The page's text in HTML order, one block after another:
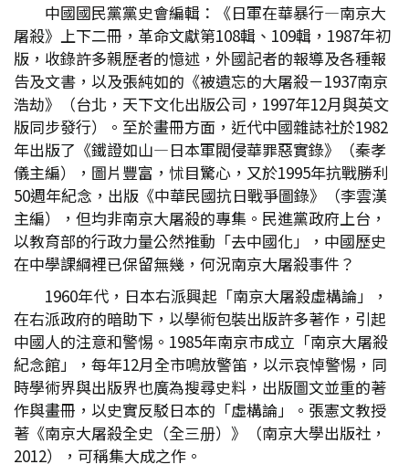
中國國民黨黨史會編輯：《日軍在華暴行—南京大
屠殺》上下二冊，革命文獻第108輯、109輯，1987年初
版，收錄許多親歷者的憶述，外國記者的報導及各種報
告及文書，以及張純如的《被遺忘的大屠殺－1937南京
浩劫》（台北，天下文化出版公司，1997年12月與英文
版同步發行）。至於畫冊方面，近代中國雜誌社於1982
年出版了《鐵證如山—日本軍閥侵華罪惡實錄》（秦孝
儀主編），圖片豐富，怵目驚心，又於1995年抗戰勝利
50週年紀念，出版《中華民國抗日戰爭圖錄》（李雲漢
主編），但均非南京大屠殺的專集。民進黨政府上台，
以教育部的行政力量公然推動「去中國化」，中國歷史
在中學課綱裡已保留無幾，何況南京大屠殺事件？
1960年代，日本右派興起「南京大屠殺虛構論」，
在右派政府的暗助下，以學術包裝出版許多著作，引起
中國人的注意和警惕。1985年南京市成立「南京大屠殺
紀念館」，每年12月全市鳴放警笛，以示哀悼警惕，同
時學術界與出版界也廣為搜尋史料，出版圖文並重的著
作與畫冊，以史實反駁日本的「虛構論」。張憲文教授
著《南京大屠殺全史（全三册）》（南京大學出版社，
2012），可稱集大成之作。